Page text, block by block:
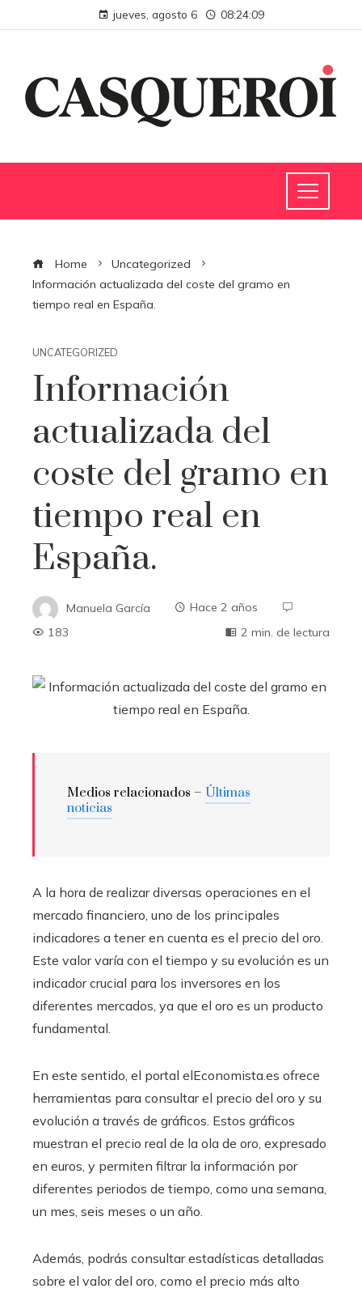
jueves, agosto 6 08:24:09
Home
Uncategorized
Información actualizada del coste del gramo en
tiempo real en España.
UNCATEGORIZED
Información
actualizada del
coste del gramo en
tiempo real en
España.
Manuela García
Hace 2 años
183
2 min. de lectura
Medios relacionados – Últimas
noticias
A la hora de realizar diversas operaciones en el
mercado financiero, uno de los principales
indicadores a tener en cuenta es el precio del oro.
Este valor varía con el tiempo y su evolución es un
indicador crucial para los inversores en los
diferentes mercados, ya que el oro es un producto
fundamental.
En este sentido, el portal elEconomista.es ofrece
herramientas para consultar el precio del oro y su
evolución a través de gráficos. Estos gráficos
muestran el precio real de la ola de oro, expresado
en euros, y permiten filtrar la información por
diferentes periodos de tiempo, como una semana,
un mes, seis meses o un año.
Además, podrás consultar estadísticas detalladas
sobre el valor del oro, como el precio más alto